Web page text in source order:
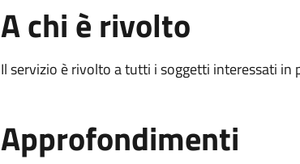
A chi è rivolto
Il servizio è rivolto a tutti i soggetti interessati in
Approfondimenti